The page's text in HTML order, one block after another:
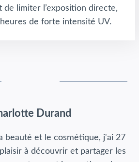
de limiter l’exposition directe,
de forte intensité UV.
Durand
beauté et le cosmétique, j'ai 27
à découvrir et partager les